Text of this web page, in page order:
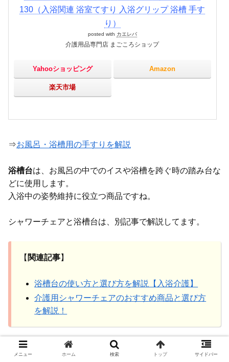
130（入浴関連 浴室てすり 入浴グリップ 浴槽 手す
り）
posted with カエレバ
介護用品専門店 まごころショップ
Yahooショッピング Amazon
楽天市場
⇒お風呂・浴槽用の手すりを解説
浴槽台は、お風呂の中でのイスや浴槽を跨ぐ時の踏み台な
どに使用します。
入浴中の姿勢維持に役立つ商品ですね。
シャワーチェアと浴槽台は、別記事で解説してます。
【 関連記事】
浴槽台の使い方と選び方を解説【入浴介護】
介護用シャワーチェアのおすすめ商品と選び方
を解説！
まとめ
メニュー ホーム 検索 トップ サイドバー